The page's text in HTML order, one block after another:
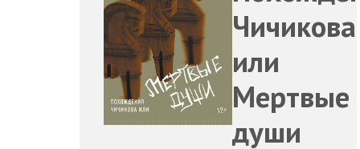
или
Мертвые
души